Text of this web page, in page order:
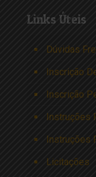
Links Úteis
Dúvidas
Inscrição
Inscrição
Instruções
Instruções
Licitações